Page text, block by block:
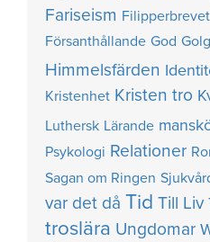
Fariseism Filipperbrevet
Försanthållande God
Himmelsfärden
Kristenhet Kristen tro
Luthersk Lärande
Psykologi Relationer
Sagan om Ringen
var det då Tid Till Liv
troslära Ungdomar